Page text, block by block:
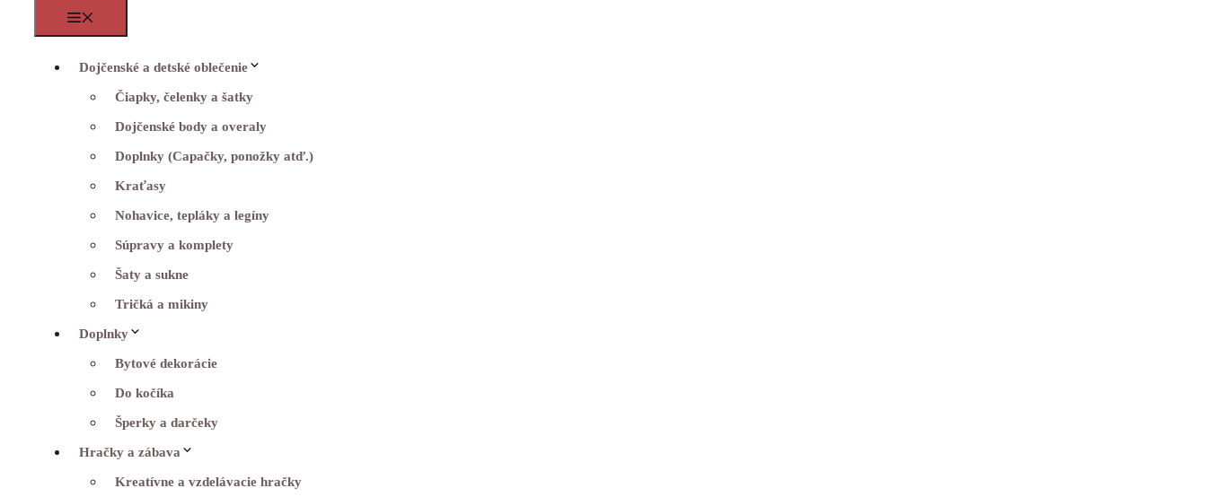
Dojčenské a detské oblečenie
Čiapky, čelenky a šatky
Dojčenské body a overaly
Doplnky (Capačky, ponožky atď.)
Kraťasy
Nohavice, tepláky a legíny
Súpravy a komplety
Šaty a sukne
Tričká a mikiny
Doplnky
Bytové dekorácie
Do kočíka
Šperky a darčeky
Hračky a zábava
Kreatívne a vzdelávacie hračky